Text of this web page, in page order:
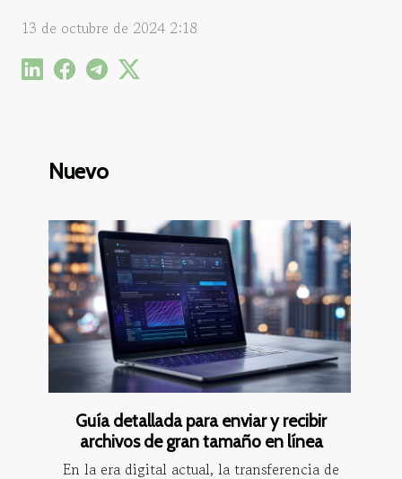
13 de octubre de 2024 2:18
Nuevo
Guía detallada para enviar y recibir
archivos de gran tamaño en línea
En la era digital actual, la transferencia de